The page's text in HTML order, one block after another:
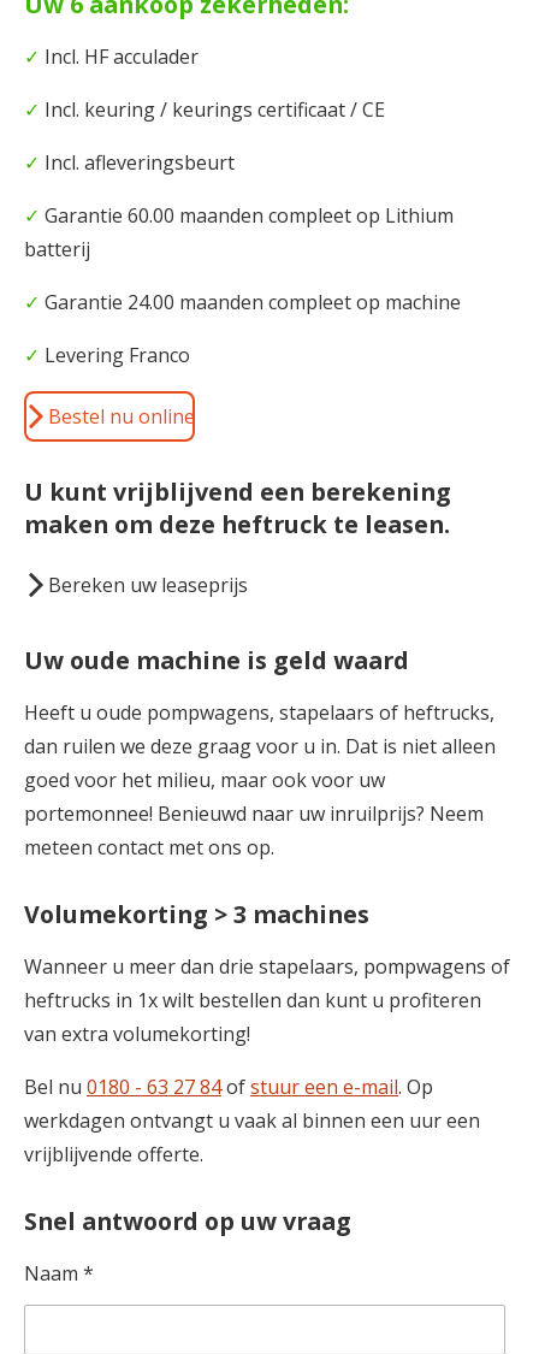
✓ Incl. HF acculader
✓ Incl. keuring / keurings certificaat / CE
✓ Incl. afleveringsbeurt
✓ Garantie 60.00 maanden compleet op Lithium
batterij
✓ Garantie 24.00 maanden compleet op machine
✓ Levering Franco
Bestel nu online
U kunt vrijblijvend een berekening
maken om deze heftruck te leasen.
Bereken uw leaseprijs
Uw oude machine is geld waard
Heeft u oude pompwagens, stapelaars of heftrucks,
dan ruilen we deze graag voor u in. Dat is niet alleen
goed voor het milieu, maar ook voor uw
portemonnee! Benieuwd naar uw inruilprijs? Neem
meteen contact met ons op.
Volumekorting > 3 machines
Wanneer u meer dan drie stapelaars, pompwagens of
heftrucks in 1x wilt bestellen dan kunt u profiteren
van extra volumekorting!
Bel nu 0180 - 63 27 84ofstuur een e-mail. Op
werkdagen ontvangt u vaak al binnen een uur een
vrijblijvende offerte.
Snel antwoord op uw vraag
Naam *